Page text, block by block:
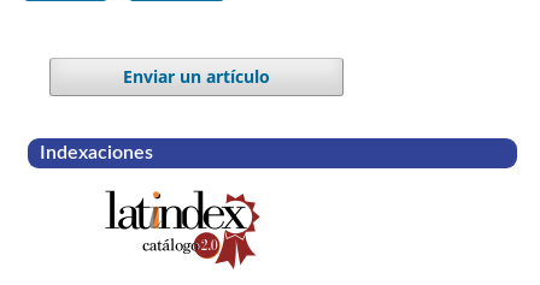
Enviar un artículo
Indexaciones